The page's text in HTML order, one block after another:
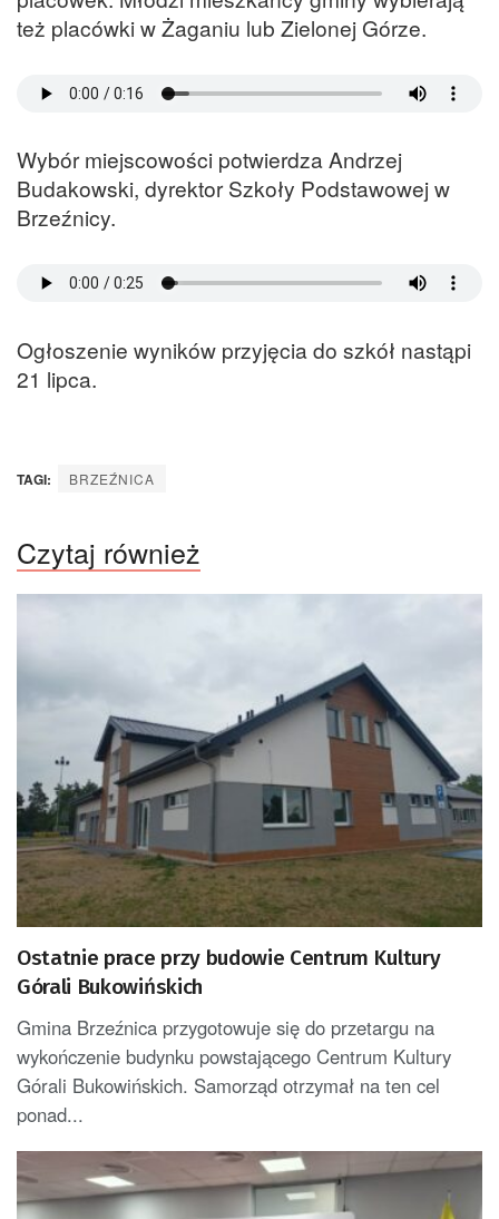
też placówki w Żaganiu lub Zielonej Górze.
Wybór miejscowości potwierdza Andrzej
Budakowski, dyrektor Szkoły Podstawowej w
Brzeźnicy.
Ogłoszenie wyników przyjęcia do szkół nastąpi
21 lipca.
TAGI: BRZEŹNICA
Czytaj również
Ostatnie prace przy budowie Centrum Kultury
Górali Bukowińskich
Gmina Brzeźnica przygotowuje się do przetargu na
wykończenie budynku powstającego Centrum Kultury
Górali Bukowińskich. Samorząd otrzymał na ten cel
ponad...